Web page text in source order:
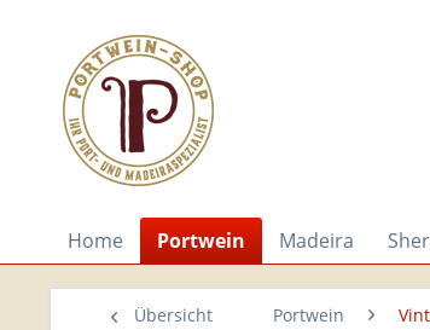
Home Portwein Madeira
Übersicht Portwein